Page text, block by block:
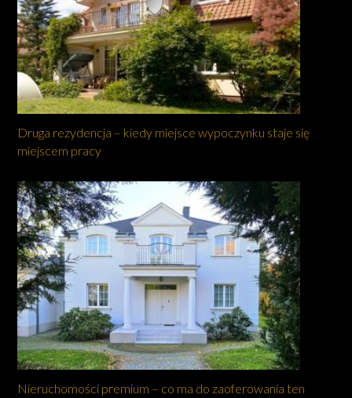
Druga rezydencja – kiedy miejsce wypoczynku staje się
miejscem pracy
Nieruchomości premium – co ma do zaoferowania ten